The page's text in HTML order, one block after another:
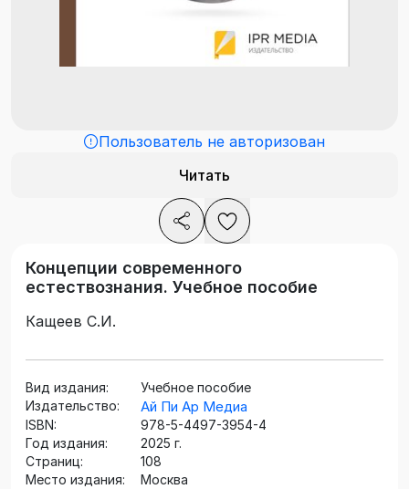
Пользователь не авторизован
Читать
Концепции современного
естествознания. Учебное пособие
Кащеев С.И.
Вид издания:
Учебное пособие
Издательство:
Ай Пи Ар Медиа
ISBN:
978-5-4497-3954-4
Год издания:
2025 г.
Страниц:
108
Место издания:
Москва